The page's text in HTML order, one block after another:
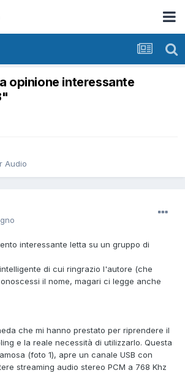
opinione interessante
Audio
interessante letta su un gruppo di
di cui ringrazio l'autore (che
il nome, magari ci legge anche
che mi hanno prestato per riprendere il
e la reale necessità di utilizzarlo. Questa
(foto 1), apre un canale USB con
streaming audio stereo PCM a 768 Khz